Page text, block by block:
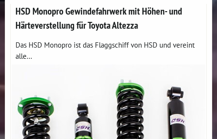
HSD Monopro Gewindefahrwerk mit Höhen- und
Härteverstellung für Toyota Altezza
Das HSD Monopro ist das Flaggschiff von HSD und vereint
alle...